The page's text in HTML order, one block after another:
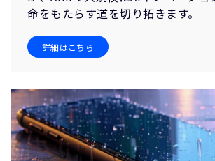
命をもたらす道を切り拓きます。
詳細はこちら